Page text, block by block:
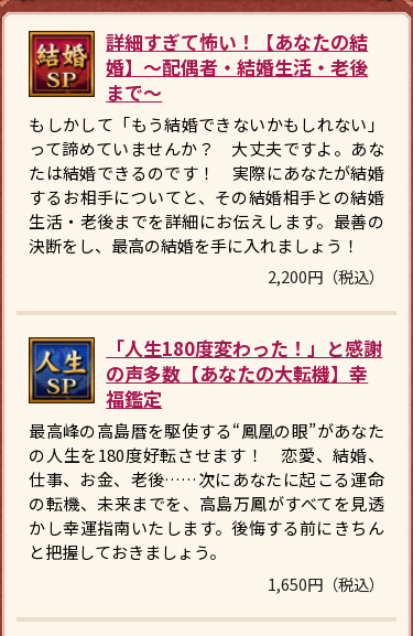
詳細すぎて怖い！【あなたの結
婚】～配偶者・結婚生活・老後
まで～
もしかして「もう結婚できないかもしれない」
って諦めていませんか？ 大丈夫ですよ。あな
たは結婚できるのです！ 実際にあなたが結婚
するお相手についてと、その結婚相手との結婚
生活・老後までを詳細にお伝えします。最善の
決断をし、最高の結婚を手に入れましょう！
2,200円（税込）
「人生180度変わった！」と感謝
の声多数【あなたの大転機】幸
福鑑定
最高峰の高島暦を駆使する“鳳凰の眼”があなた
の人生を180度好転させます！ 恋愛、結婚、
仕事、お金、老後……次にあなたに起こる運命
の転機、未来までを、高島万鳳がすべてを見透
かし幸運指南いたします。後悔する前にきちん
と把握しておきましょう。
1,650円（税込）